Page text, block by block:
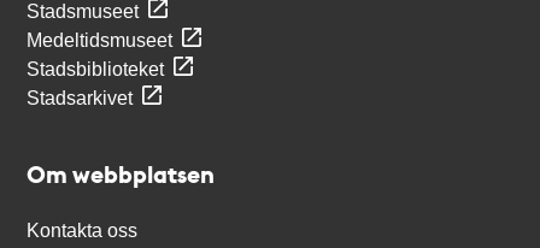
Stadsmuseet
Medeltidsmuseet
Stadsbiblioteket
Stadsarkivet
Om webbplatsen
Kontakta oss